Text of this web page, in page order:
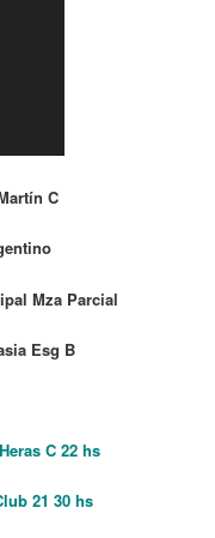
C
Mza Parcial
Esg B
C 22 hs
21 30 hs